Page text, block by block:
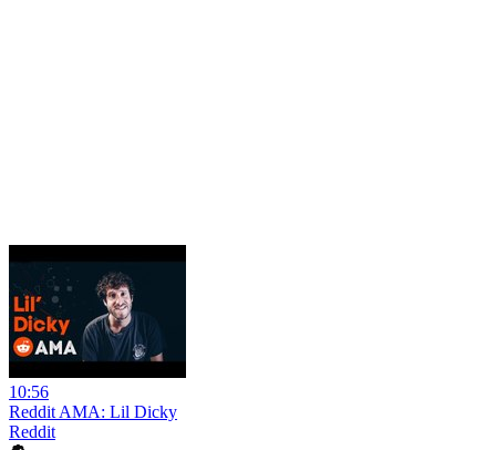
10:56
Reddit AMA: Lil Dicky
Reddit